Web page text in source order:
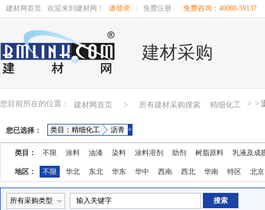
建材网首页 欢迎来到建材网 ! 请登录 免费注册 免费咨询：40088-59137
建材采购
您目前所在的位置： 建材网首页 > 所有建材采购搜索 >
精细化工 >
您已选择： 类目：精细化工 沥青 ×
类目： 不限 涂料 油漆 染料 涂料溶剂 助剂 树脂原料 乳液及成
地区： 不限 华北 东北 华东 华中 西南 西北 华南 特区
北京
湖南
广东 广西 江西 四川 海南 贵州 云南 西藏
陕西
所有采购类型